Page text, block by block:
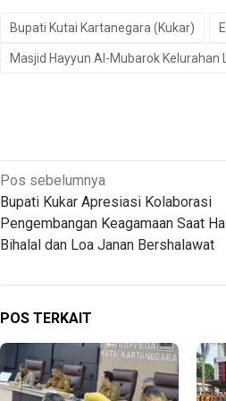
Bupati Kutai Kartanegara (Kukar)
Masjid Hayyun Al-Mubarok Kelurahan
Navigasi
pos
Pos sebelumnya
Bupati Kukar Apresiasi Kolaborasi
Pengembangan Keagamaan Saat
Bihalal dan Loa Janan Bershalawat
POS TERKAIT